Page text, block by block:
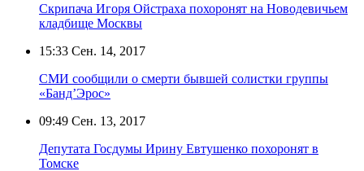
Скрипача Игоря Ойстраха похоронят на Новодевичьем
кладбище Москвы
15:33 Сен. 14, 2017
СМИ сообщили о смерти бывшей солистки группы
«Банд’Эрос»
09:49 Сен. 13, 2017
Депутата Госдумы Ирину Евтушенко похоронят в
Томске